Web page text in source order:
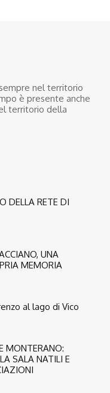
nel territorio
è presente anche
territorio della
DELLA RETE DI
UNA
MEMORIA
al lago di Vico
MONTERANO:
SALA NATILI E